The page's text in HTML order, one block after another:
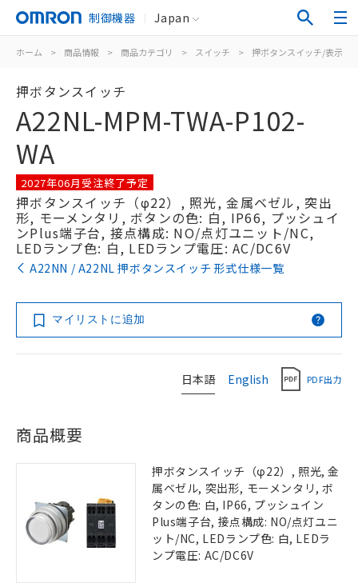
制御機器 Japan
ホーム > 商品情報 > 商品カテゴリ > スイッチ > 押ボタンスイッチ/表示灯
押ボタンスイッチ
A22NL-MPM-TWA-P102-
WA
2027年06月受注終了予定
押ボタンスイッチ（φ22）, 照光, 金属ベゼル, 突出
形, モーメンタリ, ボタンの色: 白, IP66, プッシュイ
ンPlus端子台, 接点構成: NO/点灯ユニット/NC,
LEDランプ色: 白, LEDランプ電圧: AC/DC6V
A22NN / A22NL 押ボタンスイッチ 形式仕様一覧
マイリストに追加
日本語 English PDF出力
商品概要
押ボタンスイッチ（φ22）, 照光, 金
属ベゼル, 突出形, モーメンタリ, ボ
タンの色: 白, IP66, プッシュイン
Plus端子台, 接点構成: NO/点灯ユニ
ット/NC, LEDランプ色: 白, LEDラ
ンプ電圧: AC/DC6V